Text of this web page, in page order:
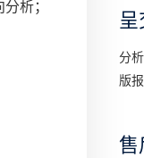
析；
分
版
售